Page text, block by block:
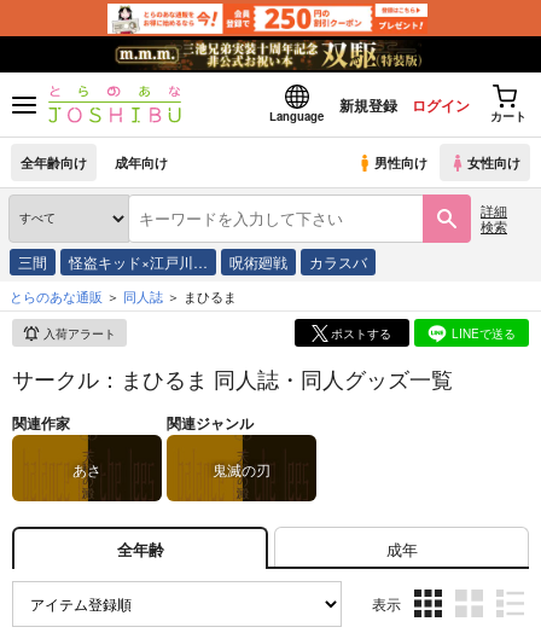
Language
新規登録 ログイン
カート
全年齢向け 成年向け 男性向け 女性向け
詳細
検索
三間 怪盗キッド×江戸川… 呪術廻戦 カラスバ
とらのあな通販 同人誌 まひるま
入荷アラート ポストする LINEで送る
サークル：まひるま 同人誌・同人グッズ一覧
関連作家
あさ
関連ジャンル
鬼滅の刃
全年齢 成年
表示